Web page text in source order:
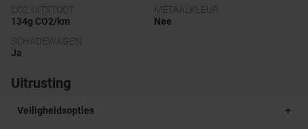
CO2 UITSTOOT
134g CO2/km
METAALKLEUR
Nee
SCHADEWAGEN
Ja
Uitrusting
Veiligheidsopties